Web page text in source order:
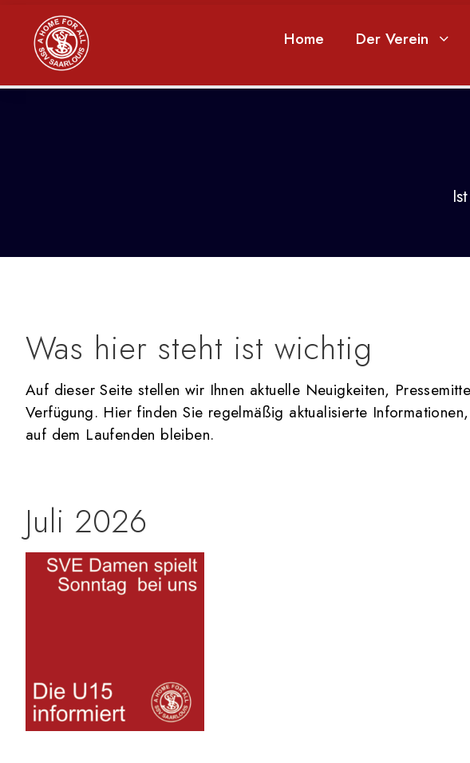
Home Der Verein
Was hier steht ist wichtig
Auf dieser Seite stellen wir Ihnen aktuelle Neuigkeiten,
Verfügung. Hier finden Sie regelmäßig aktualisierte
auf dem Laufenden bleiben.
Juli 2026